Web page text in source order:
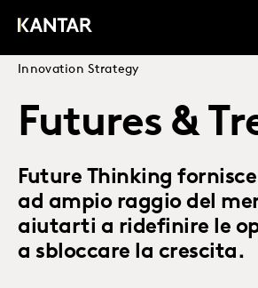
Innovation Strategy
Futures &
Future Thinking
ad ampio raggio del
aiutarti a ridefinire le
a sbloccare la crescita.